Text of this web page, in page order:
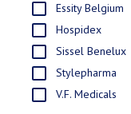
Essity Belgium
Hospidex
Sissel Benelux
Stylepharma
V.F. Medicals